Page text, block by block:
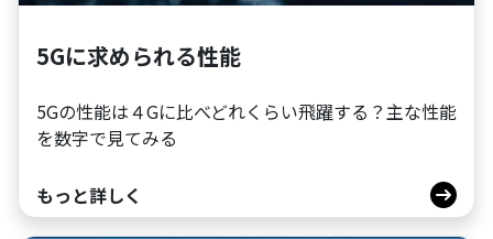
5Gに求められる性能
5Gの性能は４Gに比べどれくらい飛躍する？主な性能
を数字で見てみる
もっと詳しく